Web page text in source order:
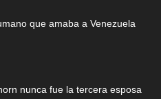
que amaba a Venezuela
nunca fue la tercera esposa